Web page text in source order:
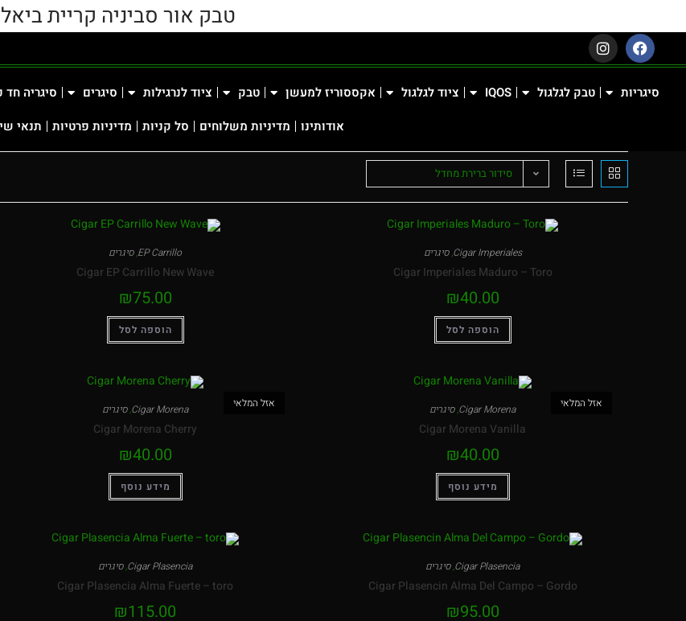
טבק אור סביניה קריית
סיגריות טבק לגלגול IQOS ציוד לגלגול אקססוריז למעשן טבק ציוד לנרגילות סיגרים סיגריה
אודותינו
מדיניות משלוחים סל קניות מדיניות פרטיות תנאי
סידור ברירת מחדל
EP Carrillo
,סיגרים
Cigar EP Carrillo New Wave
₪75.00
הוספה לסל
Cigar Imperiales
,סיגרים
Cigar Imperiales Maduro – Toro
₪40.00
הוספה לסל
אזל המלאי Cigar Morena
,סיגרים
Cigar Morena Cherry
₪40.00
מידע נוסף
אזל המלאי Cigar Morena
,סיגרים
Cigar Morena Vanilla
₪40.00
מידע נוסף
Cigar Plasencia
,סיגרים
Cigar Plasencia Alma Fuerte – toro
₪115.00
Cigar Plasencia
,סיגרים
Cigar Plasencin Alma Del Campo – Gordo
₪95.00